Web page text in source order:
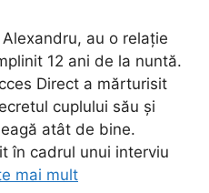
au o relație
12 ani de la nuntă.
Direct a mărturisit
cuplului său și
atât de bine.
în cadrul unui interviu
mai mult